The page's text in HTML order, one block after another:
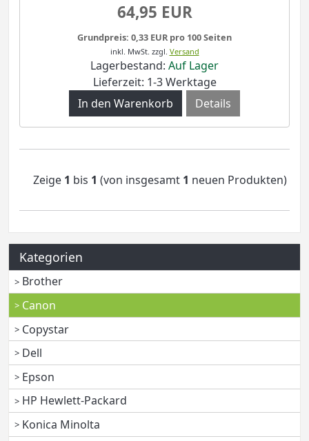
64,95 EUR
Grundpreis: 0,33 EUR pro 100 Seiten
inkl. MwSt. zzgl. Versand
Lagerbestand: Auf Lager
Lieferzeit: 1-3 Werktage
Details
Zeige 1 bis 1 (von insgesamt 1 neuen Produkten)
Kategorien
Brother
Canon
Copystar
Dell
Epson
HP Hewlett-Packard
Konica Minolta